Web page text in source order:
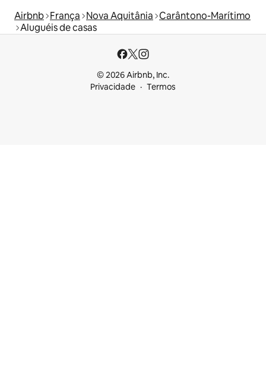
Airbnb França Nova Aquitânia Carântono-Marítimo
Aluguéis de casas
© 2026 Airbnb, Inc.
Privacidade
Termos